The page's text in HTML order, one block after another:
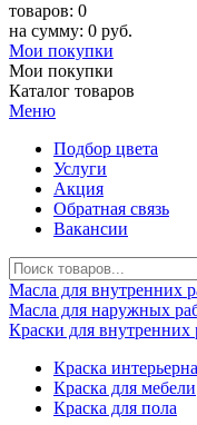
товаров: 0
на сумму: 0 руб.
Мои покупки
Мои покупки
Каталог товаров
Меню
Подбор цвета
Услуги
Акция
Обратная связь
Вакансии
Масла для внутренних
Масла для наружных
Краски для внутренних
Краска
Краска для мебели
Краска для пола